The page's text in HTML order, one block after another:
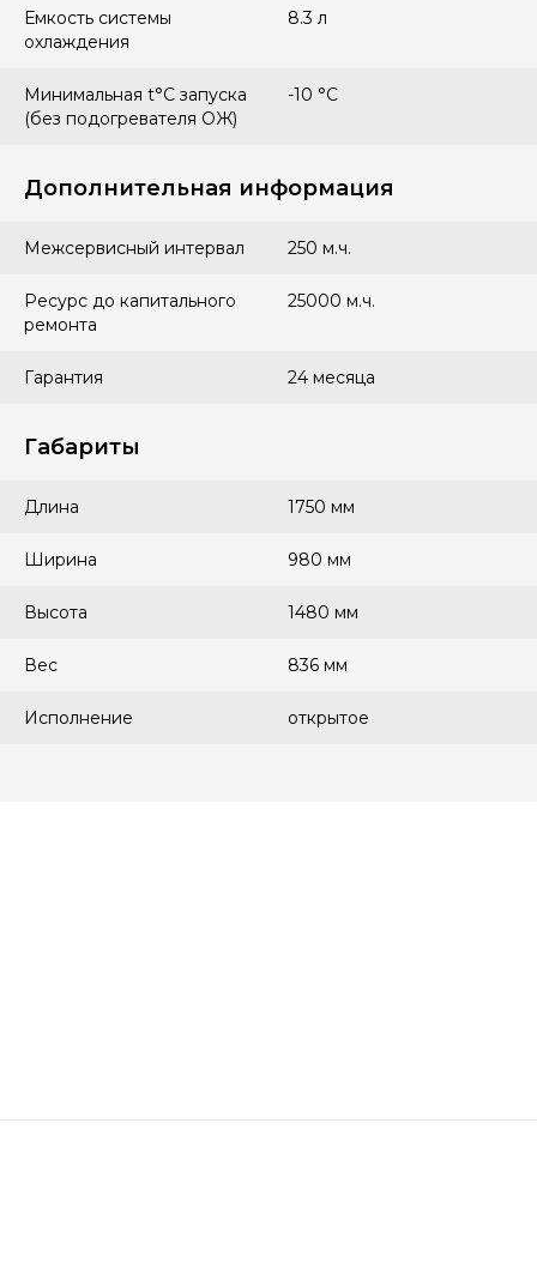
Емкость системы
охлаждения
8.3 л
Минимальная t°С запуска
(без подогревателя ОЖ)
-10 °С
Дополнительная информация
Межсервисный интервал 250 м.ч.
Ресурс до капитального
ремонта
25000 м.ч.
Гарантия 24 месяца
Габариты
Длина 1750 мм
Ширина 980 мм
Высота 1480 мм
Вес 836 мм
Исполнение открытое